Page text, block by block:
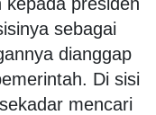
sebagai
dianggap
Di sisi
mencari